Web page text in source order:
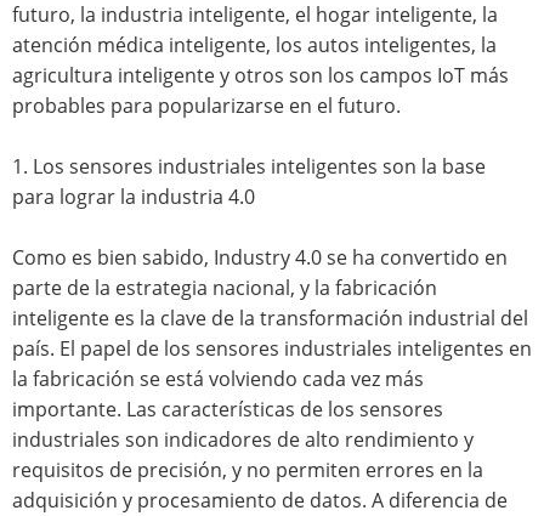
futuro, la industria inteligente, el hogar inteligente, la
atención médica inteligente, los autos inteligentes, la
agricultura inteligente y otros son los campos IoT más
probables para popularizarse en el futuro.
1. Los sensores industriales inteligentes son la base
para lograr la industria 4.0
Como es bien sabido, Industry 4.0 se ha convertido en
parte de la estrategia nacional, y la fabricación
inteligente es la clave de la transformación industrial del
país. El papel de los sensores industriales inteligentes en
la fabricación se está volviendo cada vez más
importante. Las características de los sensores
industriales son indicadores de alto rendimiento y
requisitos de precisión, y no permiten errores en la
adquisición y procesamiento de datos. A diferencia de